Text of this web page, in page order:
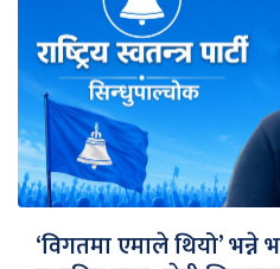
‘विगतमा एमाले थियो’ भन्ने